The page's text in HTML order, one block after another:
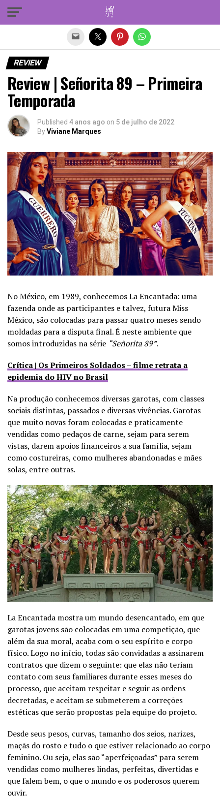
REVIEW
Review | Señorita 89 – Primeira
Temporada
Published 4 anos ago on 5 de julho de 2022
ByViviane Marques
No México, em 1989, conhecemos La Encantada: uma
fazenda onde as participantes e talvez, futura Miss
México, são colocadas para passar quatro meses sendo
moldadas para a disputa final. É neste ambiente que
somos introduzidas na série “Señorita 89”.
Crítica | Os Primeiros Soldados – filme retrata a
epidemia do HIV no Brasil
Na produção conhecemos diversas garotas, com classes
sociais distintas, passados e diversas vivências. Garotas
que muito novas foram colocadas e praticamente
vendidas como pedaços de carne, sejam para serem
vistas, darem apoios financeiros a sua família, sejam
como costureiras, como mulheres abandonadas e mães
solas, entre outras.
La Encantada mostra um mundo desencantado, em que
garotas jovens são colocadas em uma competição, que
além da sua moral, acaba com o seu espírito e corpo
físico. Logo no início, todas são convidadas a assinarem
contratos que dizem o seguinte: que elas não teriam
contato com seus familiares durante esses meses do
processo, que aceitam respeitar e seguir as ordens
decretadas, e aceitam se submeterem a correções
estéticas que serão propostas pela equipe do projeto.
Desde seus pesos, curvas, tamanho dos seios, narizes,
maçãs do rosto e tudo o que estiver relacionado ao corpo
feminino. Ou seja, elas são “aperfeiçoadas” para serem
vendidas como mulheres lindas, perfeitas, divertidas e
que falem bem, o que o mundo e os poderosos querem
ouvir.
Sair da versão mobile